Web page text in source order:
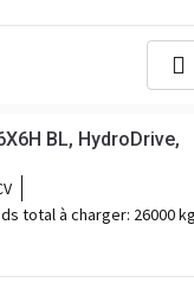
BL, HydroDrive,
total à charger: 26000 kg